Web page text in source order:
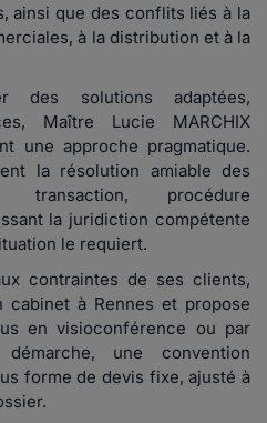
ainsi que des conflits liés à la
à la distribution et à la
des solutions adaptées,
Maître Lucie MARCHIX
une approche pragmatique.
la résolution amiable des
transaction, procédure
la juridiction compétente
le requiert.
contraintes de ses clients,
à Rennes et propose
en visioconférence ou par
une convention
forme de devis fixe, ajusté à